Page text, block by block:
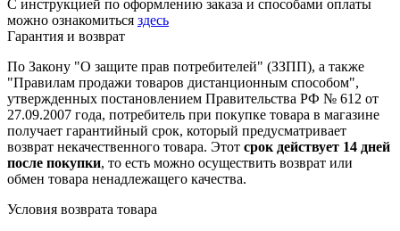
С инструкцией по оформлению заказа и способами оплаты
можно ознакомиться здесь
Гарантия и возврат
По Закону "О защите прав потребителей" (ЗЗПП), а также
"Правилам продажи товаров дистанционным способом",
утвержденных постановлением Правительства РФ № 612 от
27.09.2007 года, потребитель при покупке товара в магазине
получает гарантийный срок, который предусматривает
возврат некачественного товара. Этот срок действует 14 дней
после покупки, то есть можно осуществить возврат или
обмен товара ненадлежащего качества.
Условия возврата товара